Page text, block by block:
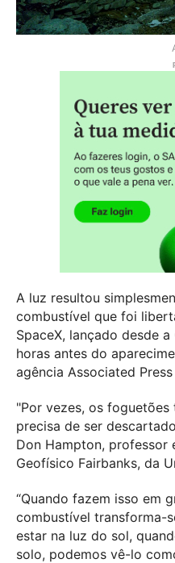
A luz resultou
combustível que foi
SpaceX, lançado desde
horas antes do
agência Associated Press
"Por vezes, os
precisa de ser
Don Hampton,
Geofísico Fairbanks, da
“Quando fazem isso em
combustível transforma-
estar na luz do sol,
solo, podemos vê-lo